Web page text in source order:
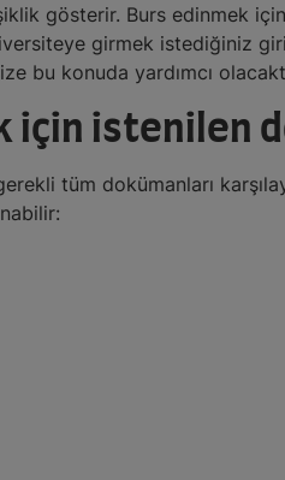
gösterir. Burs edinmek
girmek istediğiniz
bu konuda yardımcı
için istenilen
tüm dokümanları